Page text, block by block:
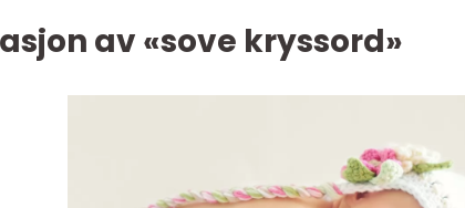
av «sove kryssord»